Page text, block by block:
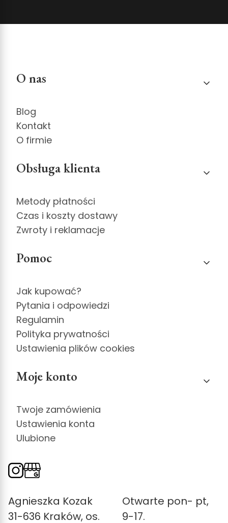
Linki w stopce
O nas
Blog
Kontakt
O firmie
Obsługa klienta
Metody płatności
Czas i koszty dostawy
Zwroty i reklamacje
Pomoc
Jak kupować?
Pytania i odpowiedzi
Regulamin
Polityka prywatności
Ustawienia plików cookies
Moje konto
Twoje zamówienia
Ustawienia konta
Ulubione
Agnieszka Kozak
31-636 Kraków, os.
Otwarte pon- pt,
9-17.